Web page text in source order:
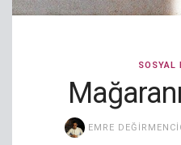
SOSYAL
EMRE